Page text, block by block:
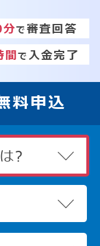
で審査回答
間で入金完了
料申込
?